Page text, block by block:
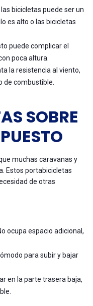
bicicletas puede ser un
es alto o las bicicletas
puede complicar el
poca altura.
la resistencia al viento,
de combustible.
SOBRE
muchas caravanas y
Estos portabicicletas
de otras
ocupa espacio adicional,
para subir y bajar
en la parte trasera baja,